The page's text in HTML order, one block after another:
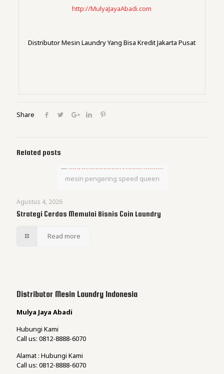
http://MulyaJayaAbadi.com
Distributor Mesin Laundry Yang Bisa Kredit Jakarta Pusat
Share
Related posts
mesin pengering speed queen
Agustus 4, 2026
Strategi Cerdas Memulai Bisnis Coin Laundry
Read more
Distributor Mesin Laundry Indonesia
Mulya Jaya Abadi
Hubungi Kami
Call us: 0812-8888-6070
Alamat : Hubungi Kami
Call us: 0812-8888-6070